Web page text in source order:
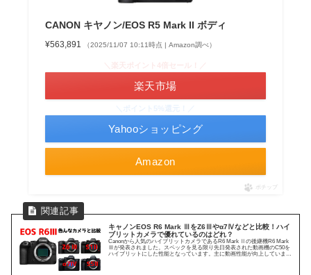
CANON キヤノン/EOS R5 Mark II ボディ
¥563,891 （2025/11/07 10:11時点 | Amazon調べ）
Amazon
楽天市場
Yahooショッピング
ポチップ
キャノンEOS R6 Mark ⅢをZ6Ⅲやα7Ⅳなどと比較！ハイ
ブリットカメラで優れているのはどれ？
Canonから人気のハイブリットカメラであるR6 Mark Ⅱの後継機R6 Mark
Ⅲが発表されました。スペックを見る限り先日発表された動画機のC50を
ハイブリットにした性能となっています。主に動画性能が向上しています